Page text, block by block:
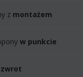
z montażem
w punkcie